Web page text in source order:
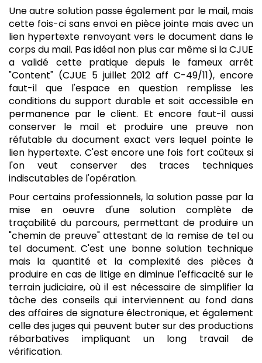
Une autre solution passe également par le mail, mais
cette fois-ci sans envoi en pièce jointe mais avec un
lien hypertexte renvoyant vers le document dans le
corps du mail. Pas idéal non plus car même si la CJUE
a validé cette pratique depuis le fameux arrêt
"Content" (CJUE 5 juillet 2012 aff C-49/11), encore
faut-il que l'espace en question remplisse les
conditions du support durable et soit accessible en
permanence par le client. Et encore faut-il aussi
conserver le mail et produire une preuve non
réfutable du document exact vers lequel pointe le
lien hypertexte. C'est encore une fois fort coûteux si
l'on veut conserver des traces techniques
indiscutables de l'opération.
Pour certains professionnels, la solution passe par la
mise en oeuvre d'une solution complète de
traçabilité du parcours, permettant de produire un
"chemin de preuve" attestant de la remise de tel ou
tel document. C'est une bonne solution technique
mais la quantité et la complexité des pièces à
produire en cas de litige en diminue l'efficacité sur le
terrain judiciaire, où il est nécessaire de simplifier la
tâche des conseils qui interviennent au fond dans
des affaires de signature électronique, et également
celle des juges qui peuvent buter sur des productions
rébarbatives impliquant un long travail de
vérification.